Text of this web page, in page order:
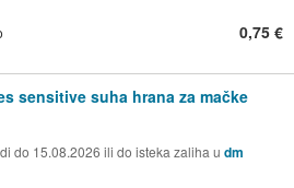
0,75 €
sensitive suha hrana za mačke
do 15.08.2026 ili do isteka zaliha u dm